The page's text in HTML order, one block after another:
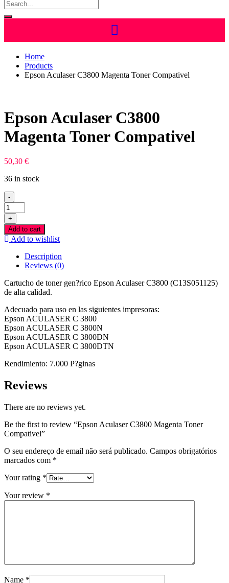
Home
Products
Epson Aculaser C3800 Magenta Toner Compativel
Epson Aculaser C3800
Magenta Toner Compativel
50,30 €
36 in stock
-
Epson
Aculaser
C3800
Magenta
Toner
Compativel
quantity
+
Add to cart
Add to wishlist
Description
Reviews (0)
Cartucho de toner gen?rico Epson Aculaser C3800 (C13S051125)
de alta calidad.
Adecuado para uso en las siguientes impresoras:
Epson ACULASER C 3800
Epson ACULASER C 3800N
Epson ACULASER C 3800DN
Epson ACULASER C 3800DTN
Rendimiento: 7.000 P?ginas
Reviews
There are no reviews yet.
Be the first to review “Epson Aculaser C3800 Magenta Toner
Compativel”
O seu endereço de email não será publicado. Campos obrigatórios
marcados com *
Your rating *
Your review *
Name *